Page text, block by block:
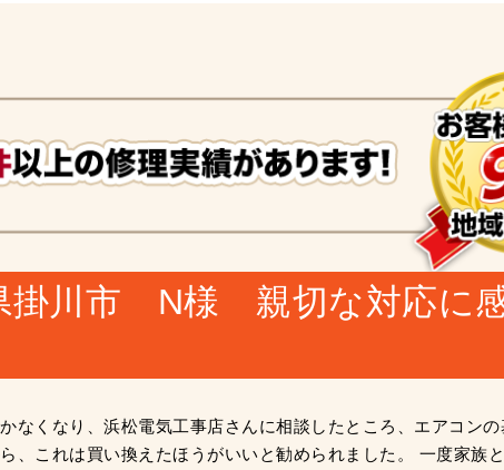
掛川市 N様 親切な対応に
なくなり、浜松電気工事店さんに相談したところ、エアコン
、これは買い換えたほうがいいと勧められました。 一度家族